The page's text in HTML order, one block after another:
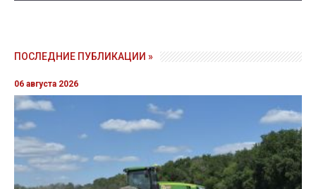
ПОСЛЕДНИЕ ПУБЛИКАЦИИ »
06 августа 2026